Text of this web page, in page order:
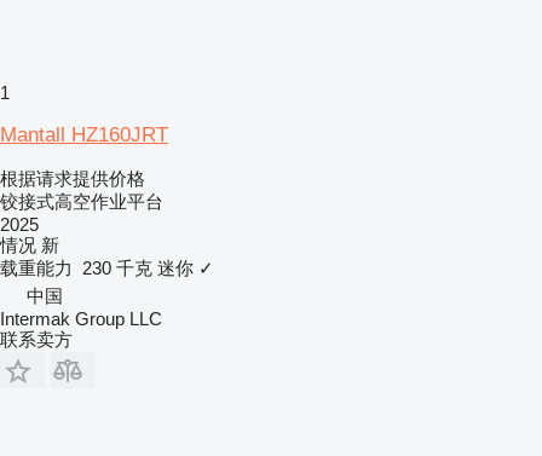
1
Mantall HZ160JRT
根据请求提供价格
铰接式高空作业平台
2025
情况 新
载重能力
230 千克 迷你 ✓
中国
Intermak Group LLC
联系卖方